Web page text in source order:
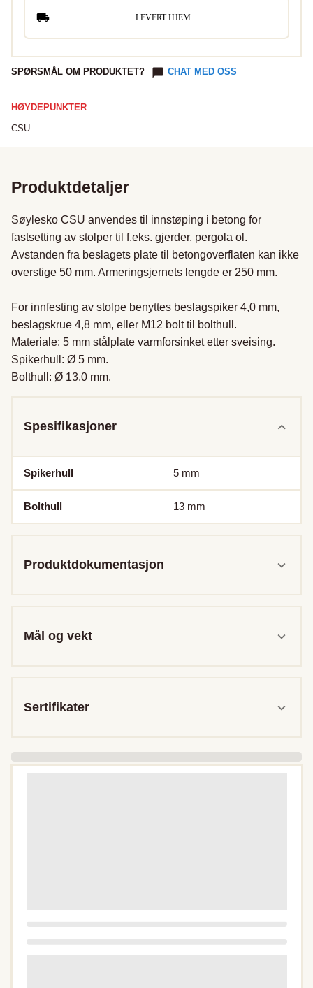
LEVERT HJEM
SPØRSMÅL OM PRODUKTET? CHAT MED OSS
HØYDEPUNKTER
CSU
Produktdetaljer
Søylesko CSU anvendes til innstøping i betong for
fastsetting av stolper til f.eks. gjerder, pergola ol.
Avstanden fra beslagets plate til betongoverflaten kan ikke
overstige 50 mm. Armeringsjernets lengde er 250 mm.
For innfesting av stolpe benyttes beslagspiker 4,0 mm,
beslagskrue 4,8 mm, eller M12 bolt til bolthull.
Materiale: 5 mm stålplate varmforsinket etter sveising.
Spikerhull: Ø 5 mm.
Bolthull: Ø 13,0 mm.
Spesifikasjoner
Spikerhull 5 mm
Bolthull 13 mm
Produktdokumentasjon
Mål og vekt
Sertifikater